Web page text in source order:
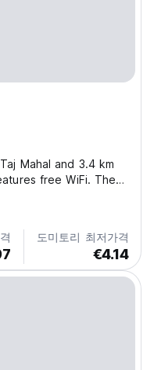
Mahal and 3.4 km
free WiFi. The
property is situated
from Tomb of...
도미토리 최저가격
€4.14